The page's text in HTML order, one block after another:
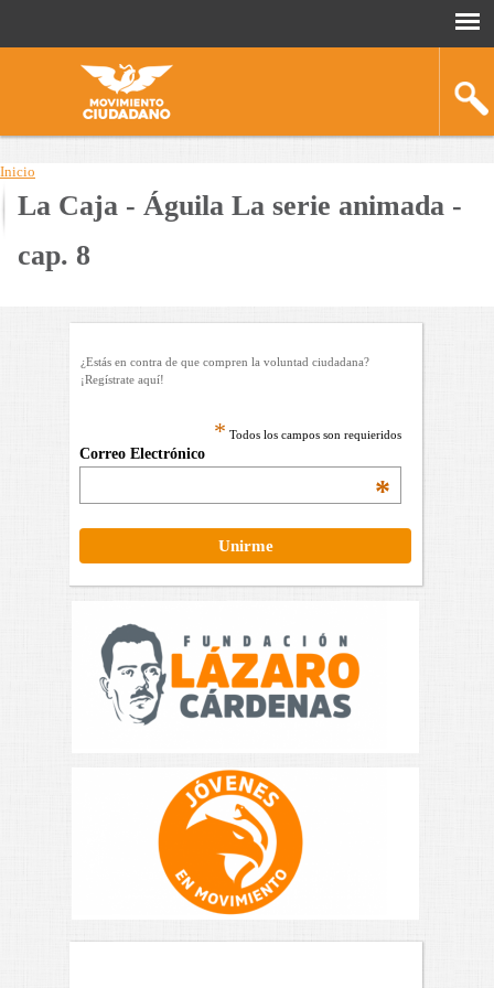
You
are
Inicio
La Caja - Águila La serie animada -
cap. 8
¿Estás en contra de que compren la voluntad ciudadana?
¡Regístrate aquí!
* Todos los campos son requieridos
Correo Electrónico
*